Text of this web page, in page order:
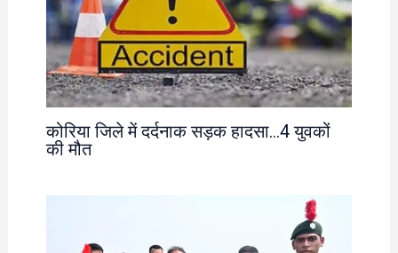
कोरिया जिले में दर्दनाक सड़क हादसा…4 युवकों
की मौत